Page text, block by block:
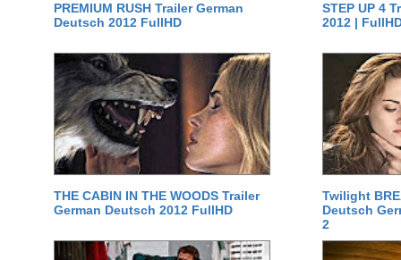
PREMIUM RUSH Trailer German
Deutsch 2012 FullHD
STEP UP 4
2012 |
THE CABIN IN THE WOODS Trailer
German Deutsch 2012 FullHD
Twilight
Deutsch
2